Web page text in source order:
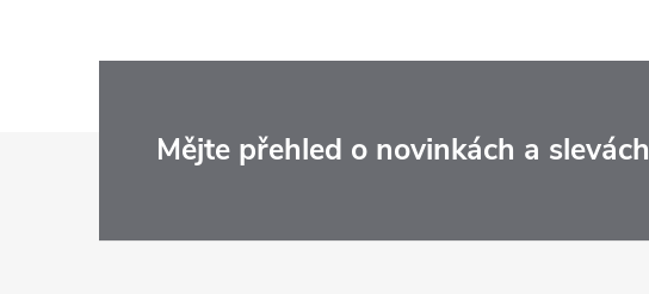
Mějte přehled o novinkách a slevách